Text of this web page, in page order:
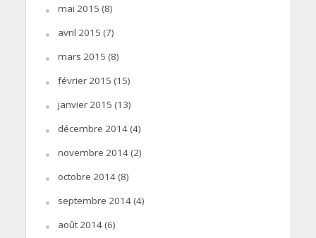
mai 2015 (8)
avril 2015 (7)
mars 2015 (8)
février 2015 (15)
janvier 2015 (13)
décembre 2014(4)
novembre 2014(2)
octobre 2014(8)
septembre 2014(4)
août 2014(6)